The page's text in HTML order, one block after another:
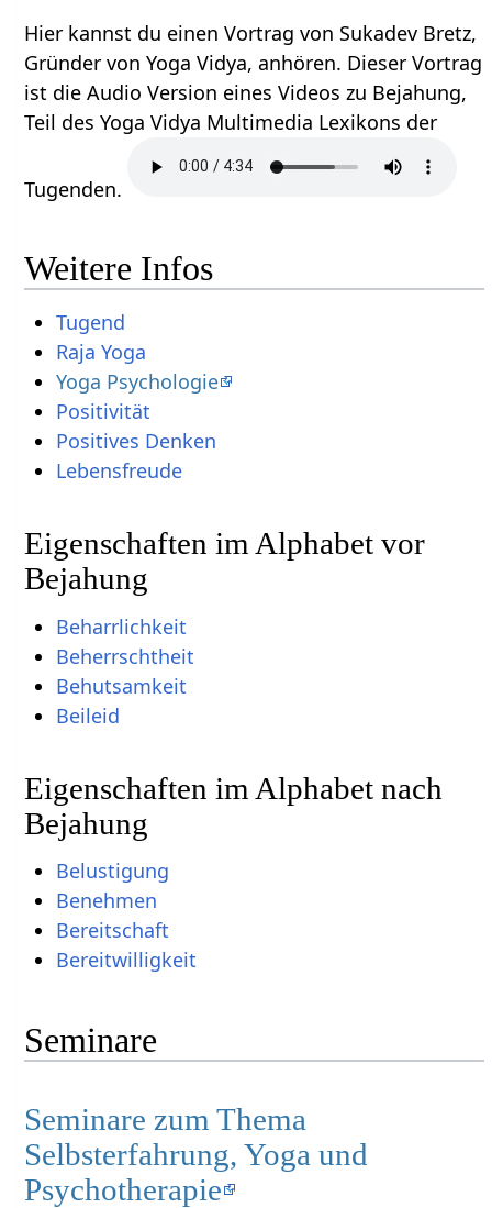
Hier kannst du einen Vortrag von Sukadev Bretz,
Gründer von Yoga Vidya, anhören. Dieser Vortrag
ist die Audio Version eines Videos zu Bejahung,
Teil des Yoga Vidya Multimedia Lexikons der
Tugenden.
Weitere Infos
Tugend
Raja Yoga
Yoga Psychologie
Positivität
Positives Denken
Lebensfreude
Eigenschaften im Alphabet vor
Bejahung
Beharrlichkeit
Beherrschtheit
Behutsamkeit
Beileid
Eigenschaften im Alphabet nach
Bejahung
Belustigung
Benehmen
Bereitschaft
Bereitwilligkeit
Seminare
Seminare zum Thema
Selbsterfahrung, Yoga und
Psychotherapie